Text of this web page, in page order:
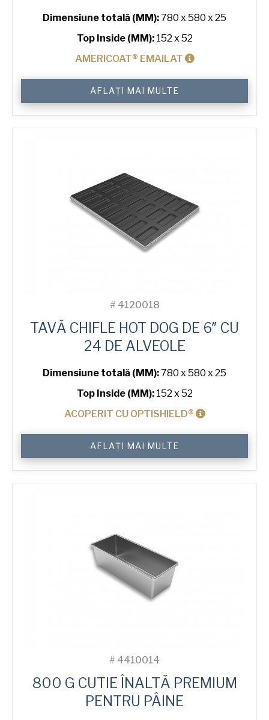
Dimensiune totală (MM):780 x 580 x 25
Top Inside (MM): 152 x 52
AMERICOAT® EMAILAT
Hot
Dog
Bun
AFLAȚI MAI MULTE
# 4120018
TAVĂ CHIFLE HOT DOG DE 6″ CU
24 DE ALVEOLE
Dimensiune totală (MM):780 x 580 x 25
Top Inside (MM): 152 x 52
ACOPERIT CU OPTISHIELD®
Hot
Dog
Bun
AFLAȚI MAI MULTE
# 4410014
800 G CUTIE ÎNALTĂ PREMIUM
PENTRU PÂINE